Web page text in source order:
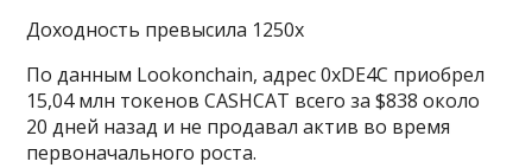
Доходность превысила 1250x
По данным Lookonchain, адрес 0xDE4C приобрел
15,04 млн токенов CASHCAT всего за $838 около
20 дней назад и не продавал актив во время
первоначального роста.